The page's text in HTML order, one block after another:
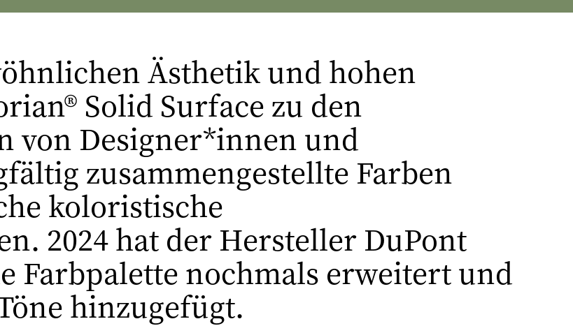
Ästhetik und hohen
Solid Surface zu den
von Designer*innen und
zusammengestellte Farben
koloristische
2024 hat der Hersteller DuPont
Farbpalette nochmals erweitert und
hinzugefügt.